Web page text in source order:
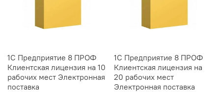
1С Предприятие 8 ПРОФ
Клиентская лицензия на 10
рабочих мест Электронная
поставка
1С Предприятие 8 ПРОФ
Клиентская лицензия на
20 рабочих мест
Электронная поставка